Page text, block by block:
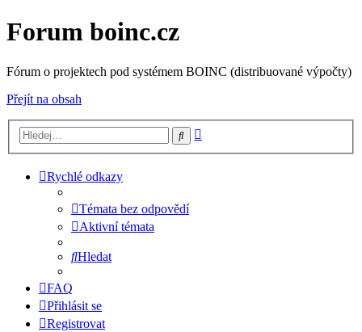
Forum boinc.cz
Fórum o projektech pod systémem BOINC (distribuované výpočty)
Přejít na obsah
Hledat
Rychlé odkazy
Témata bez odpovědí
Aktivní témata
Hledat
FAQ
Přihlásit se
Registrovat